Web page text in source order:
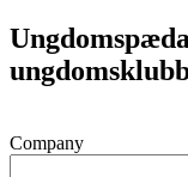
Company